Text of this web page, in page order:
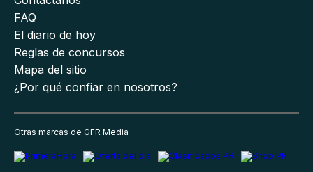
FAQ
El diario de hoy
Reglas de concursos
Mapa del sitio
¿Por qué confiar en nosotros?
Otras marcas de GFR Media